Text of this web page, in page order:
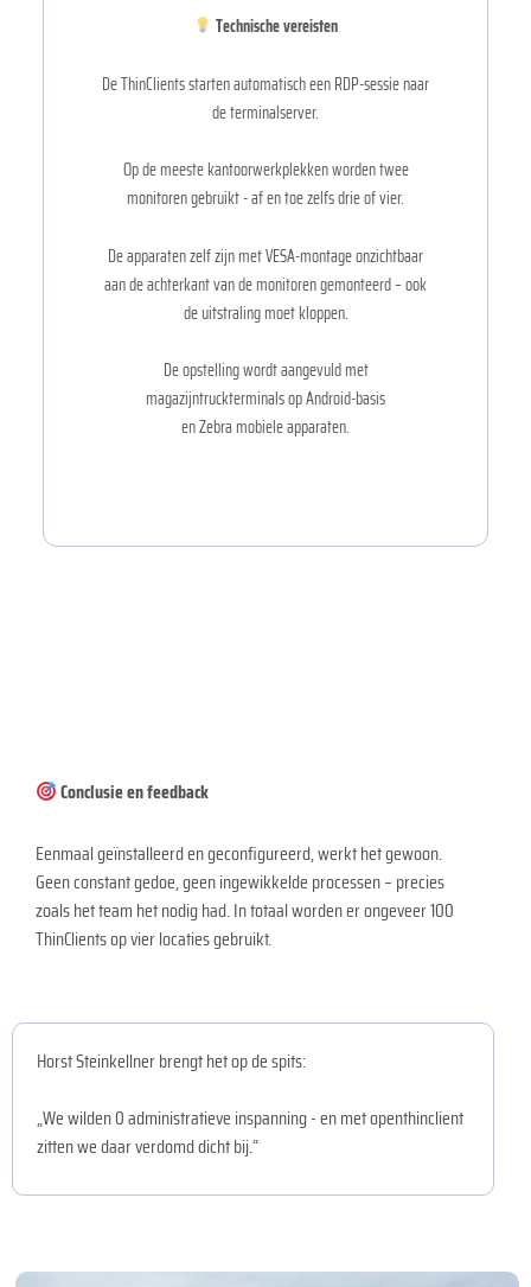
Technische vereisten
De ThinClients starten automatisch een RDP-sessie naar
de terminalserver.
Op de meeste kantoorwerkplekken worden twee
monitoren gebruikt - af en toe zelfs drie of vier.
De apparaten zelf zijn met VESA-montage onzichtbaar
aan de achterkant van de monitoren gemonteerd – ook
de uitstraling moet kloppen.
De opstelling wordt aangevuld met
magazijntruckterminals op Android-basis
en Zebra mobiele apparaten.
Conclusie en feedback
Eenmaal geïnstalleerd en geconfigureerd, werkt het gewoon.
Geen constant gedoe, geen ingewikkelde processen – precies
zoals het team het nodig had. In totaal worden er ongeveer 100
ThinClients op vier locaties gebruikt.
Horst Steinkellner brengt het op de spits:
„We wilden 0 administratieve inspanning - en met openthinclient
zitten we daar verdomd dicht bij.“